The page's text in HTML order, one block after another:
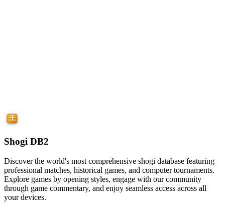
Shogi DB2
Discover the world's most comprehensive shogi database featuring
professional matches, historical games, and computer tournaments.
Explore games by opening styles, engage with our community
through game commentary, and enjoy seamless access across all
your devices.